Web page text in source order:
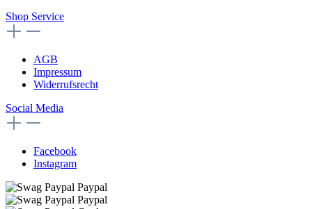
Shop Service
AGB
Impressum
Widerrufsrecht
Social Media
Facebook
Instagram